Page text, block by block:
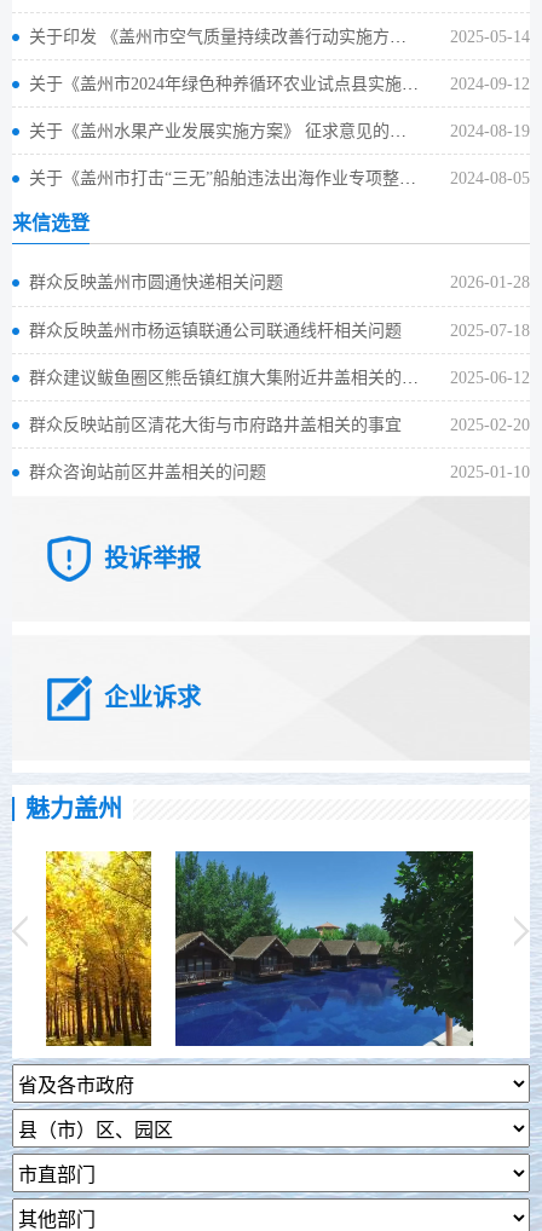
关于印发 《盖州市空气质量持续改善行动实施方案》 的通知 2025-05-14
关于《盖州市2024年绿色种养循环农业试点县实施方案》征求意见的公告 2024-09-12
关于《盖州水果产业发展实施方案》 征求意见的公告 2024-08-19
关于《盖州市打击“三无”船舶违法出海作业专项整治行动实施方案》征求意见的公告 2024-08-05
来信选登
群众反映盖州市圆通快递相关问题 2026-01-28
群众反映盖州市杨运镇联通公司联通线杆相关问题 2025-07-18
群众建议鲅鱼圈区熊岳镇红旗大集附近井盖相关的问题 2025-06-12
群众反映站前区清花大街与市府路井盖相关的事宜 2025-02-20
群众咨询站前区井盖相关的问题 2025-01-10
投诉举报
企业诉求
魅力盖州